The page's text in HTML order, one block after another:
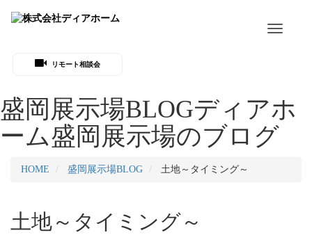
Toggle
リモート相談会
盛岡展示場BLOGディアホ
ーム盛岡展示場のブログ
HOME 盛岡展示場BLOG 土地～タイミング～
土地～タイミング～